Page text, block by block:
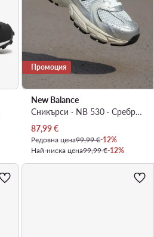
Промоция
New Balance
Сникърси · NB 530 · Сребрист
Актуална цена
87,99€
Редовна цена99,99 €-12%
Най-ниска цена99,99 €-12%